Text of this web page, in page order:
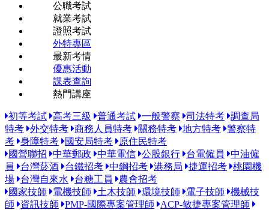
公職考試
就業考試
證照考試
外特專區
最新考情
優惠活動
課表查詢
熱門講座
初等考試 高考三級 普通考試 一般警察 司法特考 調查局
特考 外交特考 商務人員特考 關務特考 地方特考 警察特
考 身障特考 國安局特考
原住民特考
國營聯招
中華郵政 中華電信 公股銀行 台電僱員
中油僱
員
台灣菸酒 台鐵招考 中鋼招考 港務局 捷運招考 桃園機
場
台灣自來水 台糖工員
農會招考
國家技師
電機技師 土木技師 環境技師 電子技師
機械技
師
資訊技師 PMP-國際專案管理師
ACP-敏捷專案管理師